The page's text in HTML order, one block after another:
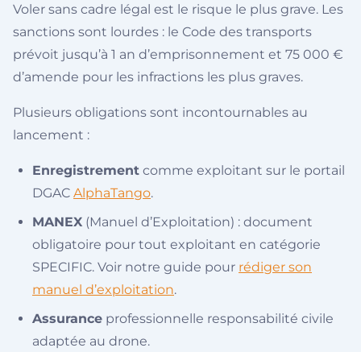
Voler sans cadre légal est le risque le plus grave. Les
sanctions sont lourdes : le Code des transports
prévoit jusqu’à 1 an d’emprisonnement et 75 000 €
d’amende pour les infractions les plus graves.
Plusieurs obligations sont incontournables au
lancement :
Enregistrement comme exploitant sur le portail
DGAC AlphaTango.
MANEX (Manuel d’Exploitation) : document
obligatoire pour tout exploitant en catégorie
SPECIFIC. Voir notre guide pour rédiger son
manuel d’exploitation.
Assurance professionnelle responsabilité civile
adaptée au drone.